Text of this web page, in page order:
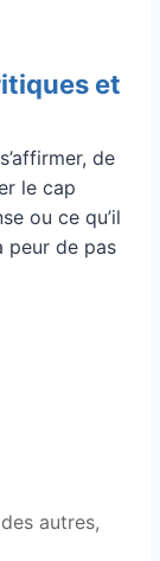
et
de
le cap
ou ce qu’il
peur de pas
autres,